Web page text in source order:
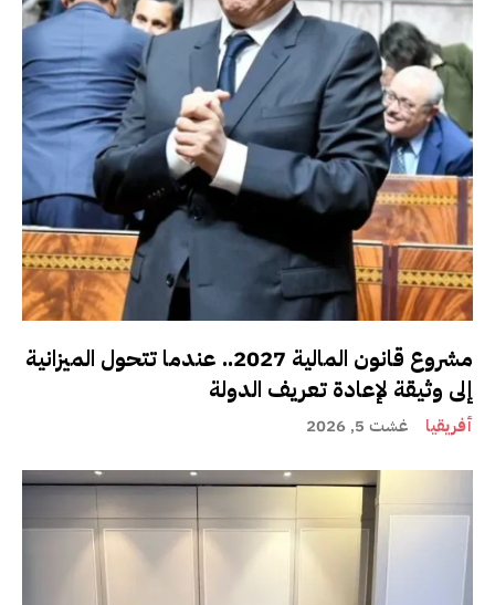
مشروع قانون المالية 2027.. عندما تتحول الميزانية
إلى وثيقة لإعادة تعريف الدولة
أفريقيا غشت 5, 2026